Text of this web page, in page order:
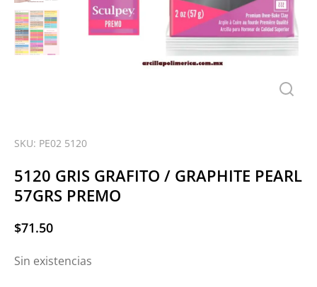
SKU: PE02 5120
5120 GRIS GRAFITO / GRAPHITE PEARL
57GRS PREMO
$71.50
Sin existencias